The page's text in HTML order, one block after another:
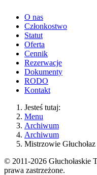
O nas
Członkostwo
Statut
Oferta
Cennik
Rezerwacje
Dokumenty
RODO
Kontakt
Jesteś tutaj:
Menu
Archiwum
Archiwum
Mistrzowie
© 2011-2026 Głuchołaskie
prawa zastrzeżone.